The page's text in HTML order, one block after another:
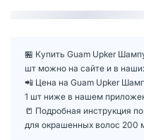
🏪 Купить Guam Upker
шт можно на сайте и в
📲 Цена на Guam Upker
1 шт ниже в нашем
📒 Подробная инструкция
для окрашенных волос 200